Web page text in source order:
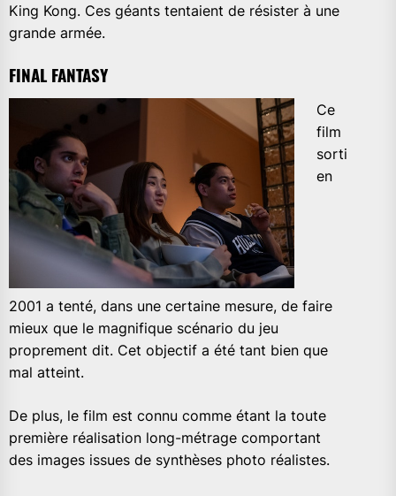
King Kong. Ces géants tentaient de résister à une
grande armée.
FINAL FANTASY
Ce
film
sorti
en
2001 a tenté, dans une certaine mesure, de faire
mieux que le magnifique scénario du jeu
proprement dit. Cet objectif a été tant bien que
mal atteint.
De plus, le film est connu comme étant la toute
première réalisation long-métrage comportant
des images issues de synthèses photo réalistes.